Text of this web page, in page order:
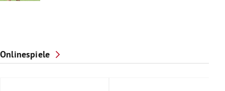
Onlinespiele